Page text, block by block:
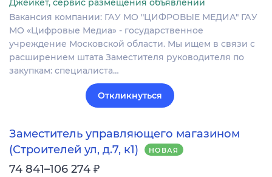
Джейкет, сервис размещения объявлений
Вакансия компании: ГАУ МО "ЦИФРОВЫЕ МЕДИА" ГАУ
МО «Цифровые Медиа» - государственное
учреждение Московской области. Мы ищем в связи с
расширением штата Заместителя руководителя по
закупкам: специалиста…
Откликнуться
Заместитель управляющего магазином
(Строителей ул, д.7, к1)
НОВАЯ
74 841–106 274 ₽